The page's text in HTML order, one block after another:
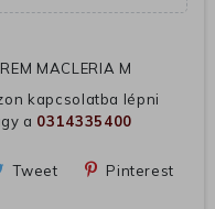
MACLERIA M
kapcsolatba lépni
a 0314335400
Tweet Pinterest